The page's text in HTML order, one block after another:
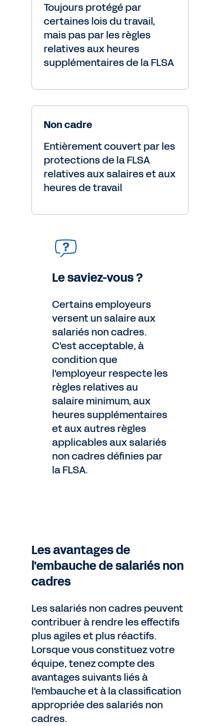
Toujours protégé par
certaines lois du travail,
mais pas par les règles
relatives aux heures
supplémentaires de la FLSA
Non cadre
Entièrement couvert par les
protections de la FLSA
relatives aux salaires et aux
heures de travail
Le saviez-vous ?
Certains employeurs
versent un salaire aux
salariés non cadres.
C'est acceptable, à
condition que
l'employeur respecte les
règles relatives au
salaire minimum, aux
heures supplémentaires
et aux autres règles
applicables aux salariés
non cadres définies par
la FLSA.
Les avantages de
l'embauche de salariés non
cadres
Les salariés non cadres peuvent
contribuer à rendre les effectifs
plus agiles et plus réactifs.
Lorsque vous constituez votre
équipe, tenez compte des
avantages suivants liés à
l'embauche et à la classification
appropriée des salariés non
cadres.